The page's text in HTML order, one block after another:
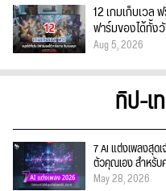
12 เกมเก็บเวล
ฟาร์มของได้ทั้
Aug 5, 2026
ทิป-เ
7 AI แต่งเพลงสุด
ตัวคุณเอง สำหรับ
May 28, 2026